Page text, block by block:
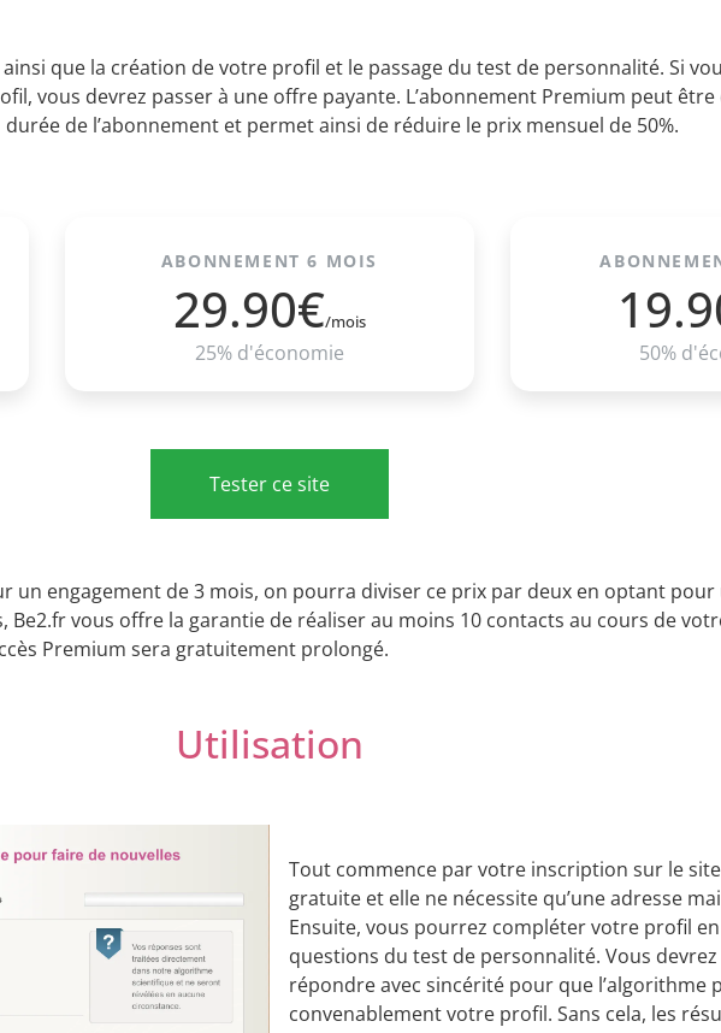
que la création de votre profil et le passage du test de personnalité. Si
vous devrez passer à une offre payante. L’abonnement Premium peut
de l’abonnement et permet ainsi de réduire le prix mensuel de 50%.
ABONNEMENT 6 MOIS
29.90€/mois
25% d'économie 50%
Tester ce site
un engagement de 3 mois, on pourra diviser ce prix par deux en optant pour
Be2.fr vous offre la garantie de réaliser au moins 10 contacts au cours de
Premium sera gratuitement prolongé.
Utilisation
Tout commence par votre inscription sur le site
gratuite et elle ne nécessite qu’une adresse
Ensuite, vous pourrez compléter votre profil
questions du test de personnalité. Vous
répondre avec sincérité pour que l’algorithme
convenablement votre profil. Sans cela, les